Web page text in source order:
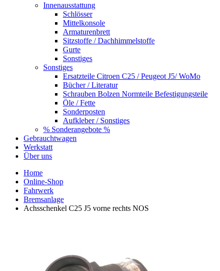
Innenausstattung
Schlösser
Mittelkonsole
Armaturenbrett
Sitzstoffe / Dachhimmelstoffe
Gurte
Sonstiges
Sonstiges
Ersatzteile Citroen C25 / Peugeot J5/ WoMo
Bücher / Literatur
Schrauben Bolzen Normteile Befestigungsteile
Öle / Fette
Sonderposten
Aufkleber / Sonstiges
% Sonderangebote %
Gebrauchtwagen
Werkstatt
Über uns
Home
Online-Shop
Fahrwerk
Bremsanlage
Achsschenkel C25 J5 vorne rechts NOS